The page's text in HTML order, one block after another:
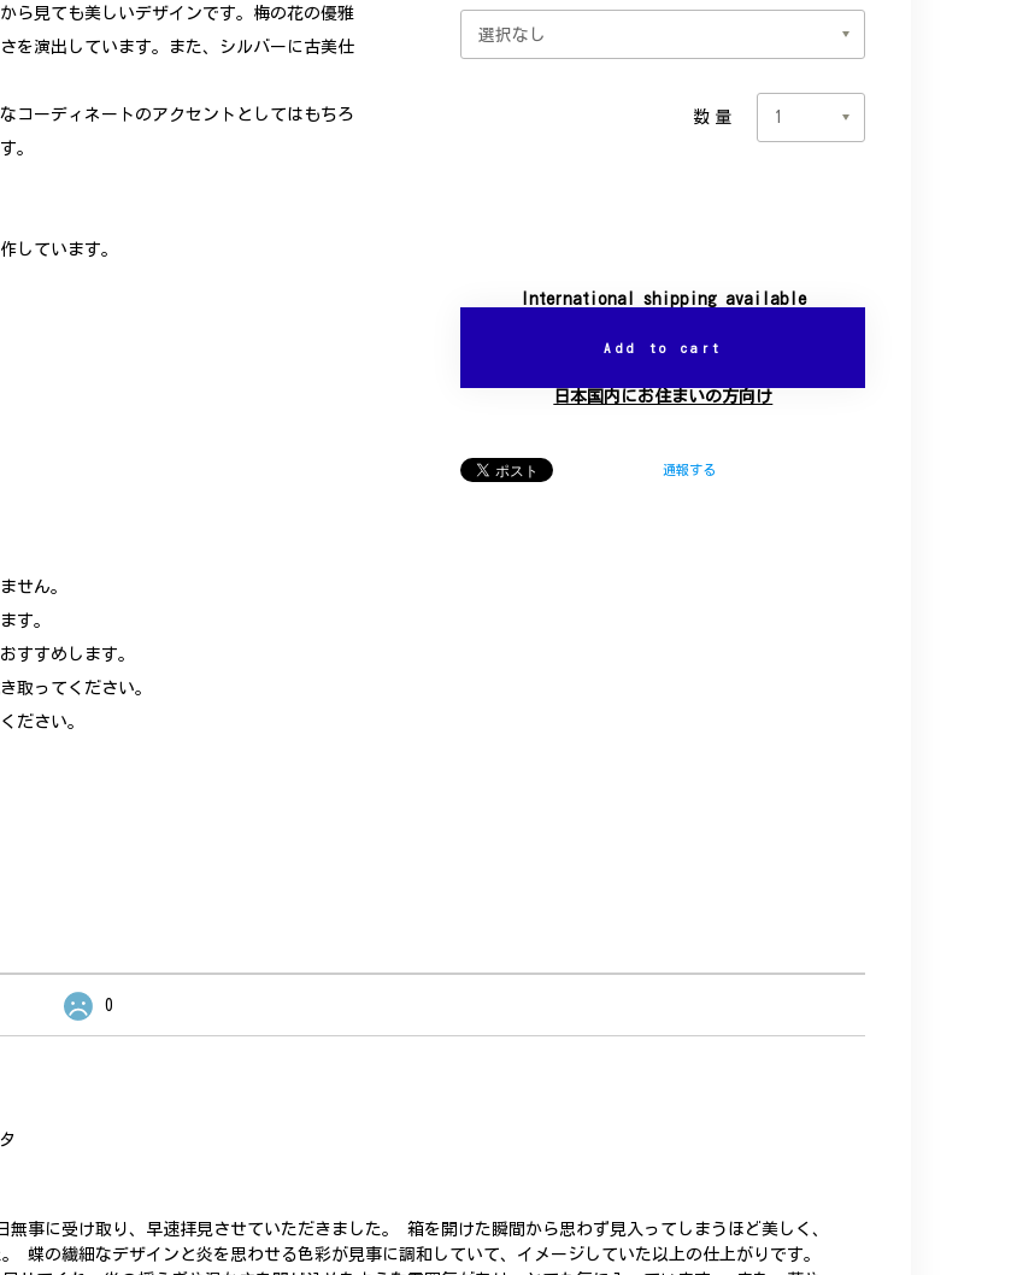
ら見ても美しいデザインです。梅の花の優雅
を演出しています。また、シルバーに古美仕
コーディネートのアクセントとしてはもちろ
。
しています。
せん。
す。
すすめします。
取ってください。
ださい。
数量
International shipping available
Add to cart
日本国内にお住まいの方向け
通報する
0
事に受け取り、早速拝見させていただきました。 箱を開けた瞬間から思わず見入ってしまうほど美しく、
蝶の繊細なデザインと炎を思わせる色彩が見事に調和していて、イメージしていた以上の仕上がりです。